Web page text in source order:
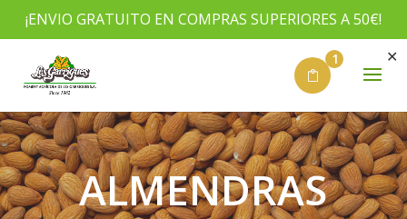
¡ENVIO GRATUITO EN COMPRAS SUPERIORES A 50€!
✕
1
ALMENDRAS